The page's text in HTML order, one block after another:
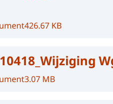
426.67 KB
3.07 MB